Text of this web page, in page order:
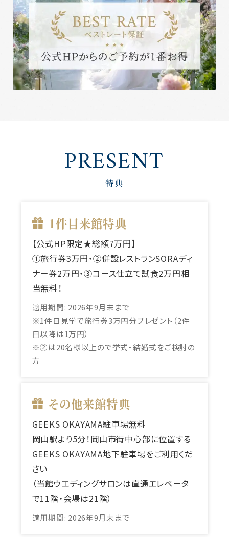
PRESENT
特典
1件目来館特典
【公式HP限定★総額7万円】
①旅行券3万円・②併設レストランSORAディ
ナー券2万円・③コース仕立て試食2万円相
当無料！
適用期間: 2026年9月末まで
※1件目見学で旅行券3万円分プレゼント（2件
目以降は1万円）
※②は20名様以上ので挙式・結婚式をご検討の
方
その他来館特典
GEEKS OKAYAMA駐車場無料
岡山駅より5分！岡山市街中心部に位置する
GEEKS OKAYAMA地下駐車場をご利用くだ
さい
（当館ウエディングサロンは直通エレベータ
で11階・会場は21階）
適用期間: 2026年9月末まで